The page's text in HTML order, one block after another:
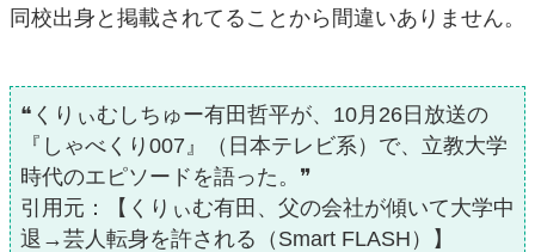
同校出身と掲載されてることから間違いありません。
❝くりぃむしちゅー有田哲平が、10月26日放送の
『しゃべくり007』（日本テレビ系）で、立教大学
時代のエピソードを語った。❞
引用元：【くりぃむ有田、父の会社が傾いて大学中
退→芸人転身を許される（Smart FLASH）】